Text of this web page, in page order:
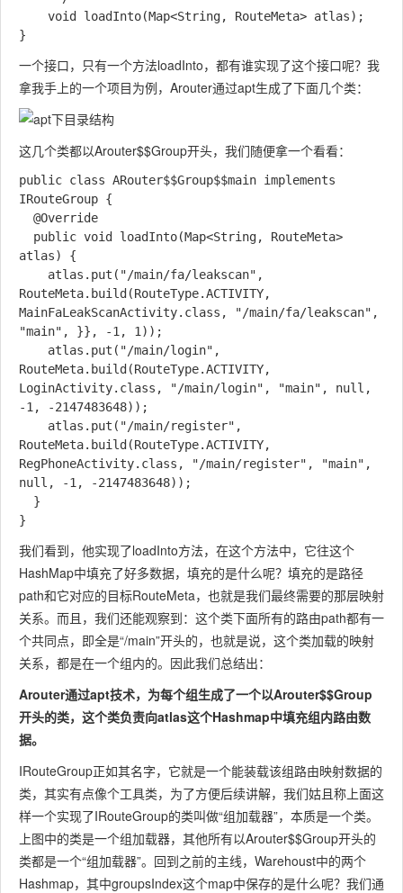
一个接口，只有一个方法loadInto，都有谁实现了这个接口呢？我
拿我手上的一个项目为例，Arouter通过apt生成了下面几个类：
这几个类都以Arouter$$Group开头，我们随便拿一个看看：
public class ARouter$$Group$$main implements
IRouteGroup {
atlas) {
RouteMeta.build(RouteType.ACTIVITY,
MainFaLeakScanActivity.class, "/main/fa/leakscan",
"main", }}, -1, 1));
RouteMeta.build(RouteType.ACTIVITY,
LoginActivity.class, "/main/login", "main", null,
-1, -2147483648));
RouteMeta.build(RouteType.ACTIVITY,
RegPhoneActivity.class, "/main/register", "main",
null, -1, -2147483648));
我们看到，他实现了loadInto方法，在这个方法中，它往这个
HashMap中填充了好多数据，填充的是什么呢？填充的是路径
path和它对应的目标RouteMeta，也就是我们最终需要的那层映射
关系。而且，我们还能观察到：这个类下面所有的路由path都有一
个共同点，即全是“/main”开头的，也就是说，这个类加载的映射
关系，都是在一个组内的。因此我们总结出：
Arouter通过apt技术，为每个组生成了一个以Arouter$$Group
开头的类，这个类负责向atlas这个Hashmap中填充组内路由数
据。
IRouteGroup正如其名字，它就是一个能装载该组路由映射数据的
类，其实有点像个工具类，为了方便后续讲解，我们姑且称上面这
样一个实现了IRouteGroup的类叫做“组加载器”，本质是一个类。
上图中的类是一个组加载器，其他所有以Arouter$$Group开头的
类都是一个“组加载器”。回到之前的主线，Warehoust中的两个
Hashmap，其中groupsIndex这个map中保存的是什么呢？我们通